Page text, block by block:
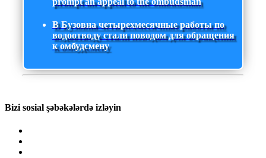
В Бузовна четырехмесячные работы по
водоотводу стали поводом для обращения
к омбудсмену
Bizi sosial şəbəkələrdə izləyin